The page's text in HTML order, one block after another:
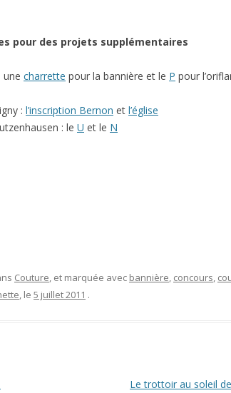
pour des projets supplémentaires
une charrette pour la bannière et le P pour
: l’inscription Bernon et l’église
: le U et le N
Couture, et marquée avec bannière, concours,
, le 5 juillet 2011 .
Le trottoir au soleil